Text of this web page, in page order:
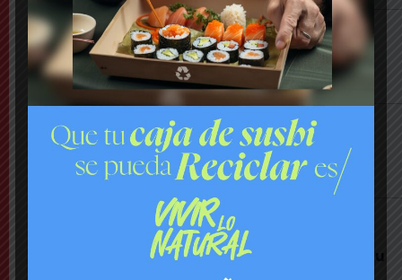
Comuna
Delincuentes realizan violento turbazo en
Puente Alto y disparan al aire tras alerta de
vecinos
Comuna
Tensión: delegado Codina acusa a alcalde
Toledo de hacerle una «encerrona», editar
video y querer ser «influencer»
Gritos y «dedo a lo Lagos»: Matías Toledo
encaró a delegado presidencial y lo subió a su